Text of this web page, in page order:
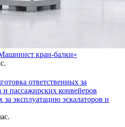
кран-балки»
за эксплуатацию эскалаторов и